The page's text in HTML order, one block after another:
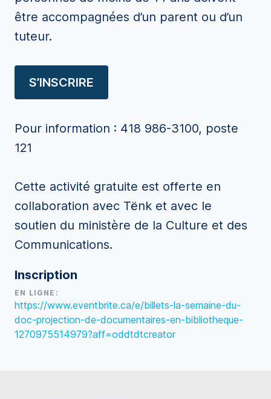
être accompagnées d’un parent ou d’un
tuteur.
S’INSCRIRE
Pour information : 418 986-3100, poste
121
Cette activité gratuite est offerte en
collaboration avec Tënk et avec le
soutien du ministère de la Culture et des
Communications.
Inscription
EN LIGNE:
https://www.eventbrite.ca/e/billets-la-semaine-du-
doc-projection-de-documentaires-en-bibliotheque-
1270975514979?aff=oddtdtcreator